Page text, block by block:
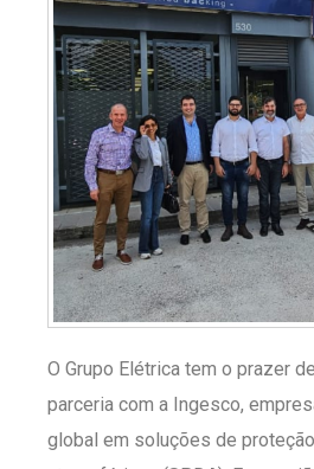
O Grupo Elétrica tem o prazer
parceria com a Ingesco,
global em soluções de